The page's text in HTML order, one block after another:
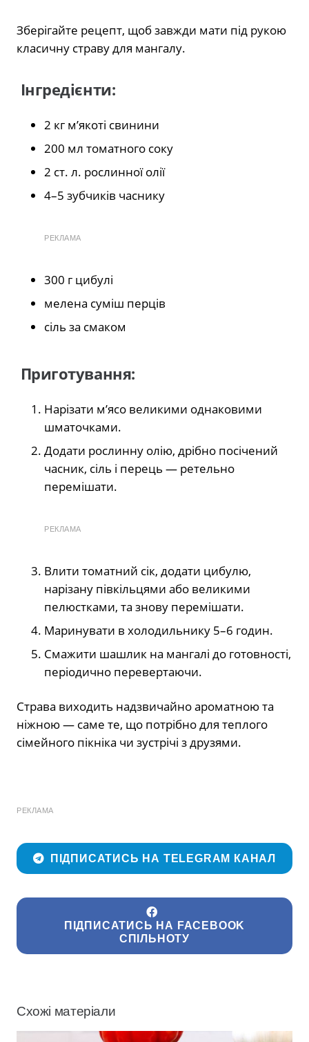
Зберігайте рецепт, щоб завжди мати під рукою
класичну страву для мангалу.
Інгредієнти:
2 кг м’якоті свинини
200 мл томатного соку
2 ст. л. рослинної олії
4–5 зубчиків часнику
РЕКЛАМА
300 г цибулі
мелена суміш перців
сіль за смаком
Приготування:
Нарізати м’ясо великими однаковими
шматочками.
Додати рослинну олію, дрібно посічений
часник, сіль і перець — ретельно
перемішати.
РЕКЛАМА
Влити томатний сік, додати цибулю,
нарізану півкільцями або великими
пелюстками, та знову перемішати.
Маринувати в холодильнику 5–6 годин.
Смажити шашлик на мангалі до готовності,
періодично перевертаючи.
Страва виходить надзвичайно ароматною та
ніжною — саме те, що потрібно для теплого
сімейного пікніка чи зустрічі з друзями.
РЕКЛАМА
ПІДПИСАТИСЬ НА TELEGRAM КАНАЛ
ПІДПИСАТИСЬ НА FACEBOOK
СПІЛЬНОТУ
Схожі матеріали